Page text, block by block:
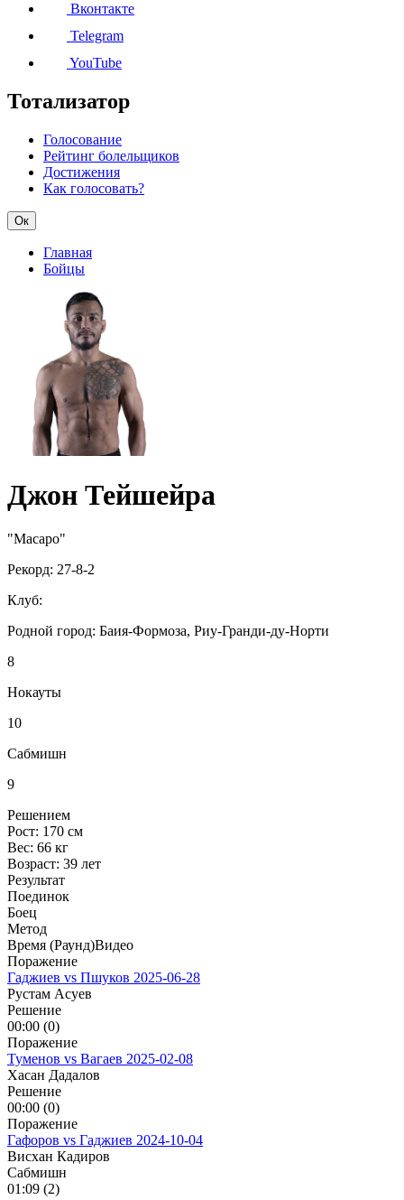
Вконтакте
Telegram
YouTube
Тотализатор
Голосование
Рейтинг болельщиков
Достижения
Как голосовать?
Ок
Главная
Бойцы
Джон Тейшейра
"Macapo"
Рекорд: 27-8-2
Клуб:
Родной город: Баия-Формоза, Риу-Гранди-ду-Норти
8
Нокауты
10
Сабмишн
9
Решением
Рост: 170 см
Вес: 66 кг
Возраст: 39 лет
Результат
Поединок
Боец
Метод
Время (Раунд)Видео
Поражение
Гаджиев vs Пшуков 2025-06-28
Рустам Асуев
Решение
00:00 (0)
Поражение
Туменов vs Вагаев 2025-02-08
Хасан Дадалов
Решение
00:00 (0)
Поражение
Гафоров vs Гаджиев 2024-10-04
Висхан Кадиров
Сабмишн
01:09 (2)